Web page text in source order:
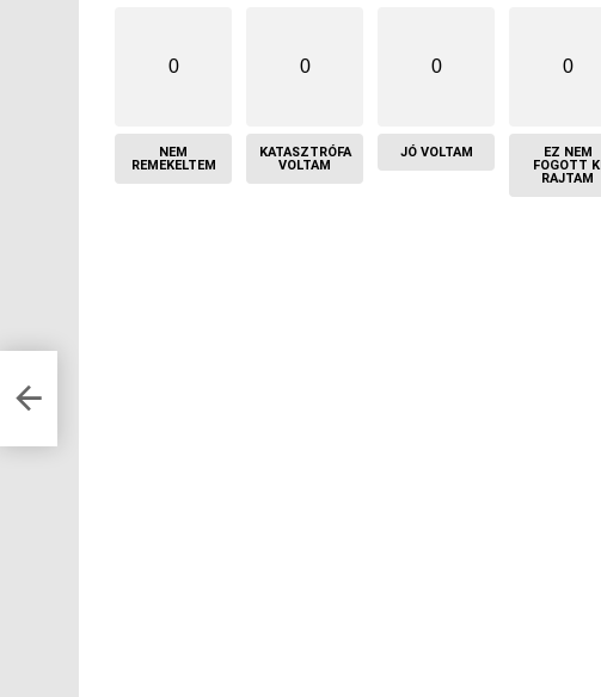
0
NEM
REMEKELTEM
0
KATASZTRÓFA
VOLTAM
0
JÓ VOLTAM
0
EZ NEM
FOGOTT KI
RAJTAM